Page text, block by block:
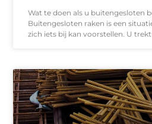
Wat te doen als u buitengesloten
Buitengesloten raken is een
zich iets bij kan voorstellen. U